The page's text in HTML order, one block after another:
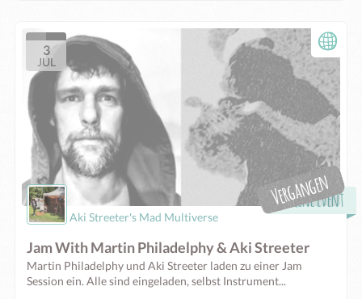
3
JUL
Online Event
Aki Streeter's Mad Multiverse
Jam With Martin Philadelphy & Aki Streeter
Martin Philadelphy und Aki Streeter laden zu einer Jam
Session ein. Alle sind eingeladen, selbst Instrument...